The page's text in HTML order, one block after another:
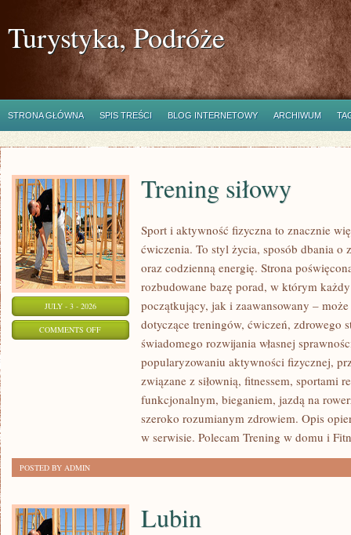
Turystyka, Podróże
STRONA GŁÓWNA SPIS TREŚCI BLOG INTERNETOWY ARCHIWUM
JULY - 3 - 2026
COMMENTS OFFON
Trening siłowy
Sport i aktywność fizyczna to znacznie
ćwiczenia. To styl życia, sposób dbania o
oraz codzienną energię. Strona
rozbudowane bazę porad, w którym
początkujący, jak i zaawansowany –
dotyczące treningów, ćwiczeń, zdrowego
świadomego rozwijania własnej
popularyzowaniu aktywności fizycznej,
związane z siłownią, fitnessem, sportami
funkcjonalnym, bieganiem, jazdą na
szeroko rozumianym zdrowiem. Opis
w serwisie. Polecam Trening w domu i
POSTED BY ADMIN
Lubin